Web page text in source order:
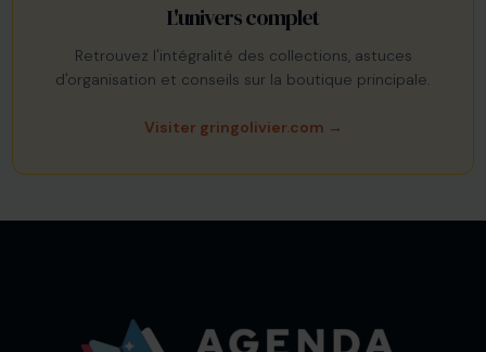
L'univers complet
Retrouvez l'intégralité des collections, astuces
d'organisation et conseils sur la boutique principale.
Visiter gringolivier.com →